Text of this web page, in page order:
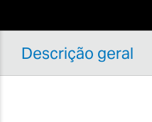
Descrição geral